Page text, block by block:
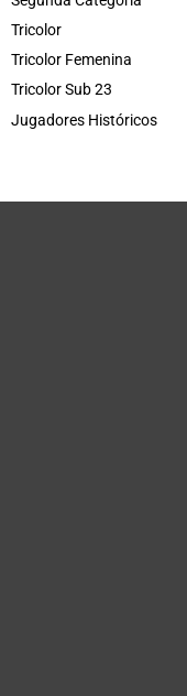
Tricolor
Tricolor Femenina
Tricolor Sub 23
Jugadores Históricos